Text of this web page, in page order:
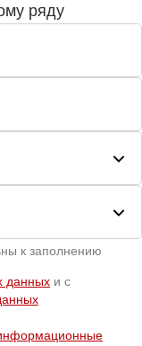
ряду
к заполнению
данных и c